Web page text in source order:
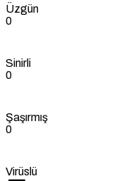
Üzgün
0
Sinirli
0
Şaşırmış
0
Virüslü